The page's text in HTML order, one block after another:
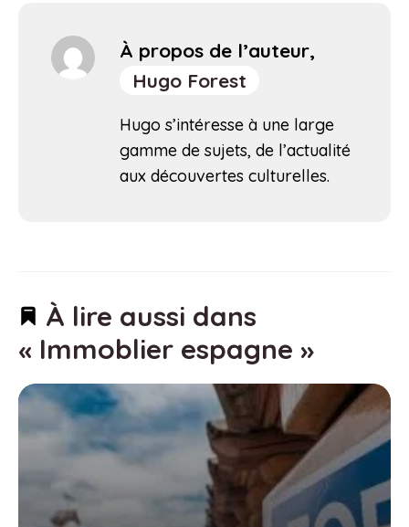
À propos de l’auteur,
Hugo Forest
Hugo s’intéresse à une large
gamme de sujets, de l’actualité
aux découvertes culturelles.
À lire aussi dans
« Immoblier espagne »